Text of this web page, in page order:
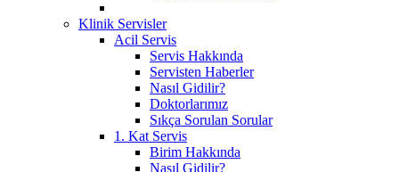
Klinik Servisler
Acil Servis
Servis Hakkında
Servisten Haberler
Nasıl Gidilir?
Doktorlarımız
Sıkça Sorulan Sorular
1. Kat Servis
Birim Hakkında
Nasıl Gidilir?